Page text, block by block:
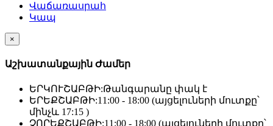
Վաճառասրահ
Կապ
×
Աշխատանքային Ժամեր
ԵՐԿՈՒՇԱԲԹԻ:Թանգարանը փակ է
ԵՐԵՔՇԱԲԹԻ:11:00 - 18:00 (այցելուների մուտքը՝
մինչև 17:15 )
ՉՈՐԵՔՇԱԲԹԻ:11:00 - 18:00 (այցելուների մուտքը՝